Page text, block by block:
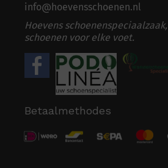
info@hoevensschoenen.nl
Hoevens
schoenen voor elke voet.
Betaalmethodes